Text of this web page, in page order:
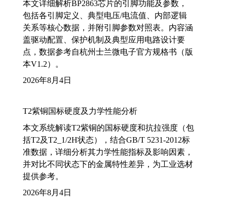
本文详细解析BP2863芯片的引脚功能及参数，
包括各引脚定义、典型电压/电流值、内部逻辑
关系等核心数据，并附引脚参数对照表。内容涵
盖驱动配置、保护机制及典型应用电路设计要
点，数据参考自杭州士兰微电子官方规格书（版
本V1.2）。
2026年8月4日
T2紫铜国标硬度及力学性能分析
本文系统解读T2紫铜的国标硬度和抗拉强度（包
括T2及T2_1/2H状态），结合GB/T 5231-2012标
准数据，详细分析其力学性能指标及影响因素，
并对比不同状态下的金属特性差异，为工业选材
提供参考。
2026年8月4日